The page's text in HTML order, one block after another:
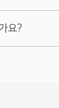
24시간 이내에
뺄 수 있습니다
설립자와 조사
습니다. 법인
요?